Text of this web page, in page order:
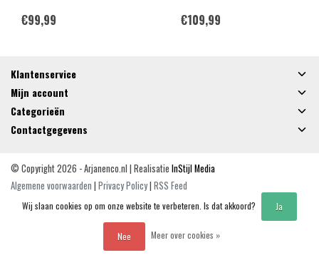
€99,99
€109,99
Klantenservice
Mijn account
Categorieën
Contactgegevens
© Copyright 2026 - Arjanenco.nl | Realisatie InStijl Media
Algemene voorwaarden | Privacy Policy| RSS Feed
Wij slaan cookies op om onze website te verbeteren. Is dat akkoord? Ja
Nee Meer over cookies »